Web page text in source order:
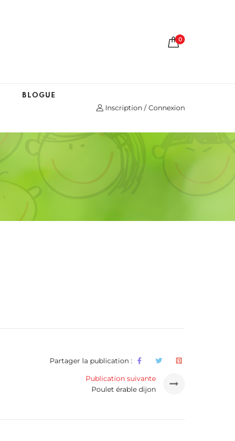
0
BLOGUE
Inscription / Connexion
Partager la publication :
Publication suivante
Poulet érable dijon